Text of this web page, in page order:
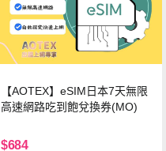
【AOTEX】eSIM日本7天無限
高速網路吃到飽兌換券(MO)
$684